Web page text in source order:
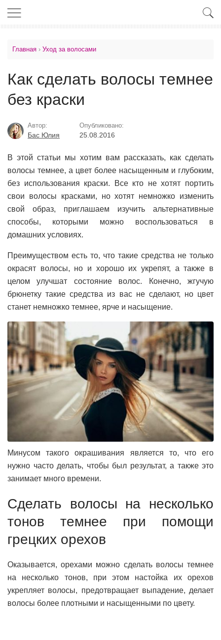
Главная › Уход за волосами
Как сделать волосы темнее
без краски
Автор:
Бас Юлия
Опубликовано:
25.08.2016
В этой статьи мы хотим вам рассказать, как сделать
волосы темнее, а цвет более насыщенным и глубоким,
без использования краски. Все кто не хотят портить
свои волосы красками, но хотят немножко изменить
свой образ, приглашаем изучить альтернативные
способы, которыми можно воспользоваться в
домашних условиях.
Преимуществом есть то, что такие средства не только
окрасят волосы, но и хорошо их укрепят, а также в
целом улучшат состояние волос. Конечно, жгучую
брюнетку такие средства из вас не сделают, но цвет
станет немножко темнее, ярче и насыщение.
Минусом такого окрашивания является то, что его
нужно часто делать, чтобы был результат, а также это
занимает много времени.
Сделать волосы на несколько
тонов темнее при помощи
грецких орехов
Оказывается, орехами можно сделать волосы темнее
на несколько тонов, при этом настойка их орехов
укрепляет волосы, предотвращает выпадение, делает
волосы более плотными и насыщенными по цвету.